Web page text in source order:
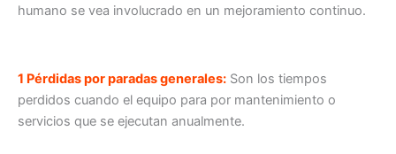
humano se vea involucrado en un mejoramiento continuo.
1 Pérdidas por paradas generales: Son los tiempos
perdidos cuando el equipo para por mantenimiento o
servicios que se ejecutan anualmente.